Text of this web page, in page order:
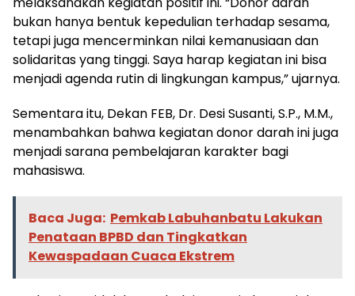
bukan hanya bentuk kepedulian terhadap sesama,
tetapi juga mencerminkan nilai kemanusiaan dan
solidaritas yang tinggi. Saya harap kegiatan ini bisa
menjadi agenda rutin di lingkungan kampus,” ujarnya.
Sementara itu, Dekan FEB, Dr. Desi Susanti, S.P., M.M.,
menambahkan bahwa kegiatan donor darah ini juga
menjadi sarana pembelajaran karakter bagi
mahasiswa.
Baca Juga: Pemkab Labuhanbatu Lakukan
Penataan BPBD dan Tingkatkan
Kewaspadaan Cuaca Ekstrem